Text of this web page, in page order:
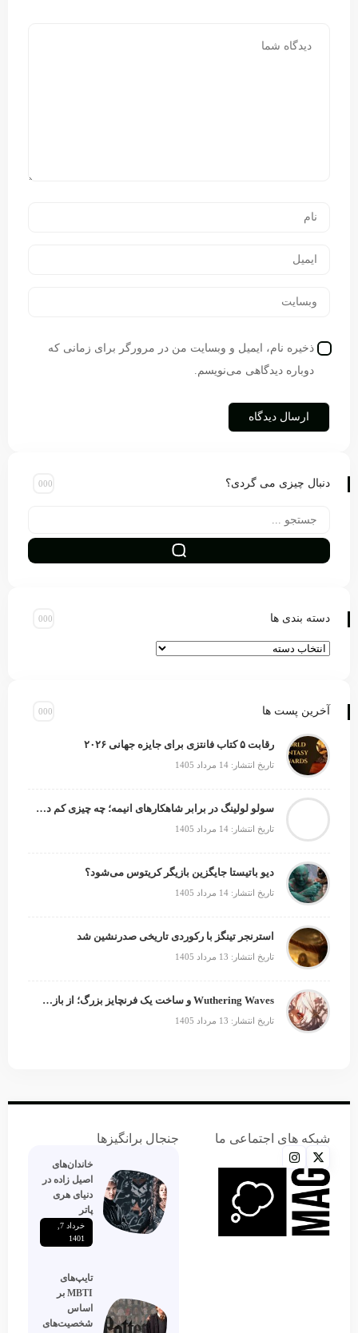
ذخیره نام، ایمیل و وبسایت من در مرورگر برای زمانی که
دوباره دیدگاهی می‌نویسم.
دنبال چیزی می گردی؟
دسته بندی ها
آخرین پست ها
رقابت ۵ کتاب فانتزی برای جایزه جهانی ۲۰۲۶
تاریخ انتشار: 14 مرداد 1405
سولو لولینگ در برابر شاهکارهای انیمه؛ چه چیزی کم دارد؟
تاریخ انتشار: 14 مرداد 1405
دیو باتیستا جایگزین بازیگر کریتوس می‌شود؟
تاریخ انتشار: 14 مرداد 1405
استرنجر تینگز با رکوردی تاریخی صدرنشین شد
تاریخ انتشار: 13 مرداد 1405
Wuthering Waves و ساخت یک فرنچایز بزرگ؛ از بازی تا انیمه
تاریخ انتشار: 13 مرداد 1405
شبکه های اجتماعی ما جنجال برانگیزها
خاندان‌های
اصیل زاده‌ در
دنیای هری
پاتر
1401
تایپ‌های
MBTI بر
اساس
شخصیت‌های